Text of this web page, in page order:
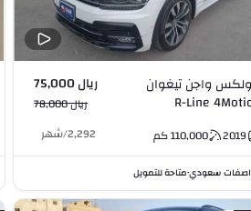
واجن تيغوان
R-Line
ريال 75,000
ريال 78,000
2019
110,000كم 2,292
/شهر
سعودي•متاحة للتمويل